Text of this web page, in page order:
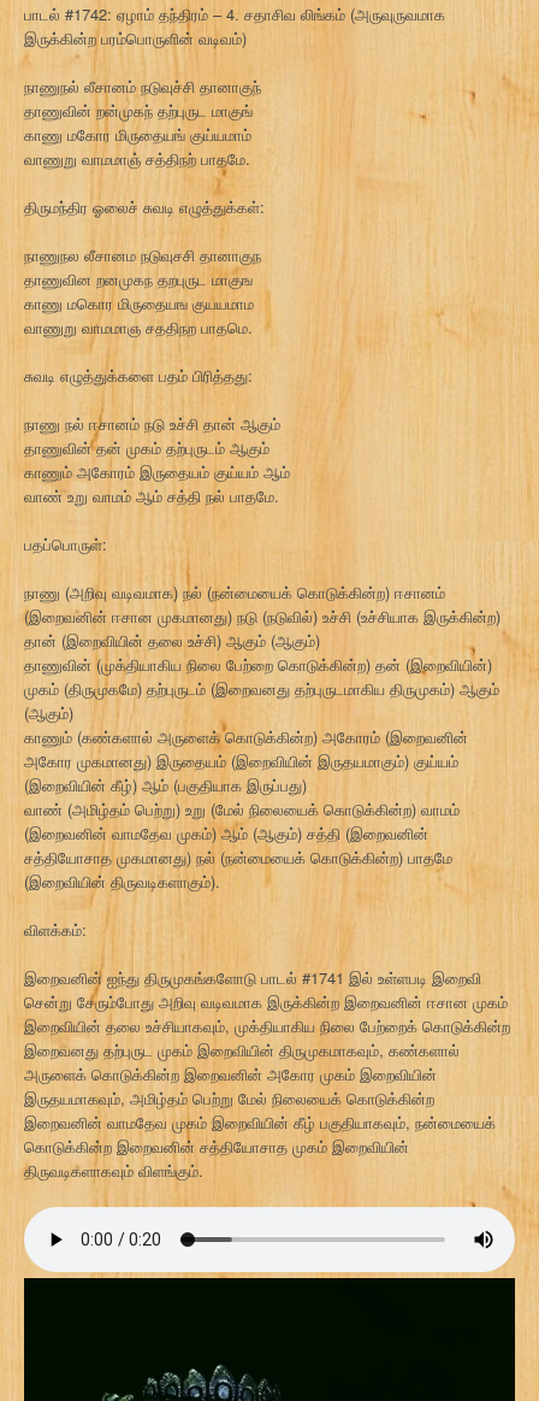
பாடல் #1742: ஏழாம் தந்திரம் – 4. சதாசிவ லிங்கம் (அருவுருவமாக
இருக்கின்ற பரம்பொருளின் வடிவம்)
நாணுநல் லீசானம் நடுவுச்சி தானாகுந்
தாணுவின் றன்முகந் தற்புருட மாகுங்
காணு மகோர மிருதையங் குய்யமாம்
வாணுறு வாமமாஞ் சத்திநற் பாதமே.
திருமந்திர ஓலைச் சுவடி எழுத்துக்கள்:
நாணுநல லீசானம நடுவுசசி தானாகுந
தாணுவின றனமுகந தறபுருட மாகுங
காணு மகொர மிருதையங குயயமாம
வாணுறு வாமமாஞ சததிநற பாதமெ.
சுவடி எழுத்துக்களை பதம் பிரித்தது:
நாணு நல் ஈசானம் நடு உச்சி தான் ஆகும்
தாணுவின் தன் முகம் தற்புருடம் ஆகும்
காணும் அகோரம் இருதையம் குய்யம் ஆம்
வாண் உறு வாமம் ஆம் சத்தி நல் பாதமே.
பதப்பொருள்:
நாணு (அறிவு வடிவமாக) நல் (நன்மையைக் கொடுக்கின்ற) ஈசானம்
(இறைவனின் ஈசான முகமானது) நடு (நடுவில்) உச்சி (உச்சியாக இருக்கின்ற)
தான் (இறைவியின் தலை உச்சி) ஆகும் (ஆகும்)
தாணுவின் (முக்தியாகிய நிலை பேற்றை கொடுக்கின்ற) தன் (இறைவியின்)
முகம் (திருமுகமே) தற்புருடம் (இறைவனது தற்புருடமாகிய திருமுகம்) ஆகும்
(ஆகும்)
காணும் (கண்களால் அருளைக் கொடுக்கின்ற) அகோரம் (இறைவனின்
அகோர முகமானது) இருதையம் (இறைவியின் இருதயமாகும்) குய்யம்
(இறைவியின் கீழ்) ஆம் (பகுதியாக இருப்பது)
வாண் (அமிழ்தம் பெற்று) உறு (மேல் நிலையைக் கொடுக்கின்ற) வாமம்
(இறைவனின் வாமதேவ முகம்) ஆம் (ஆகும்) சத்தி (இறைவனின்
சத்தியோசாத முகமானது) நல் (நன்மையைக் கொடுக்கின்ற) பாதமே
(இறைவியின் திருவடிகளாகும்).
விளக்கம்:
இறைவனின் ஐந்து திருமுகங்களோடு பாடல் #1741 இல் உள்ளபடி இறைவி
சென்று சேரும்போது அறிவு வடிவமாக இருக்கின்ற இறைவனின் ஈசான முகம்
இறைவியின் தலை உச்சியாகவும், முக்தியாகிய நிலை பேற்றைக் கொடுக்கின்ற
இறைவனது தற்புருட முகம் இறைவியின் திருமுகமாகவும், கண்களால்
அருளைக் கொடுக்கின்ற இறைவனின் அகோர முகம் இறைவியின்
இருதயமாகவும், அமிழ்தம் பெற்று மேல் நிலையைக் கொடுக்கின்ற
இறைவனின் வாமதேவ முகம் இறைவியின் கீழ் பகுதியாகவும், நன்மையைக்
கொடுக்கின்ற இறைவனின் சத்தியோசாத முகம் இறைவியின்
திருவடிகளாகவும் விளங்கும்.